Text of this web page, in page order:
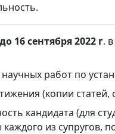
16 сентября 2022 г.
работ по
(копии статей,
кандидата (для
каждого из